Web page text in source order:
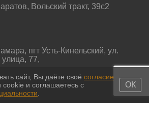
, Вольский тракт, 39с2
, пгт Усть-Кинельский, ул.
77,
сайт, Вы даёте своё согласие
и соглашаетесь с
ОК